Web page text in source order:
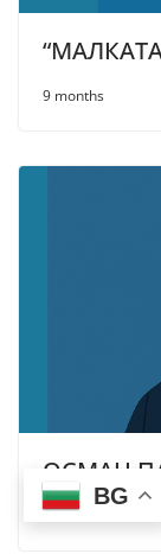
9 months
ОСМАН
9 months
BG